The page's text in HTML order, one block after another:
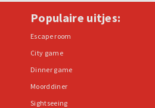
Populaire uitjes:
Escape room
City game
Dinner game
Moorddiner
Sightseeing